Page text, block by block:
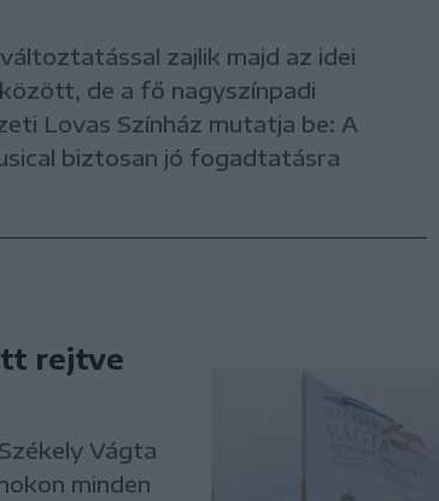
zajlik majd az idei
de a fő nagyszínpadi
Lovas Színház mutatja be: A
biztosan jó fogadtatásra
rejtve
Vágta
minden